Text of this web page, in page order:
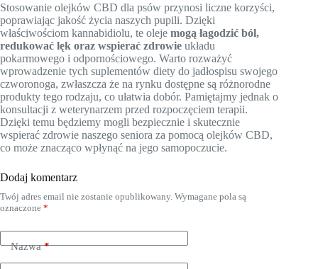
Stosowanie olejków CBD dla psów przynosi liczne korzyści,
poprawiając jakość życia naszych pupili. Dzięki
właściwościom kannabidiolu, te oleje mogą łagodzić ból,
redukować lęk oraz wspierać zdrowie układu
pokarmowego i odpornościowego. Warto rozważyć
wprowadzenie tych suplementów diety do jadłospisu swojego
czworonoga, zwłaszcza że na rynku dostępne są różnorodne
produkty tego rodzaju, co ułatwia dobór. Pamiętajmy jednak o
konsultacji z weterynarzem przed rozpoczęciem terapii.
Dzięki temu będziemy mogli bezpiecznie i skutecznie
wspierać zdrowie naszego seniora za pomocą olejków CBD,
co może znacząco wpłynąć na jego samopoczucie.
Dodaj komentarz
Twój adres email nie zostanie opublikowany. Wymagane pola są
oznaczone *
Nazwa*